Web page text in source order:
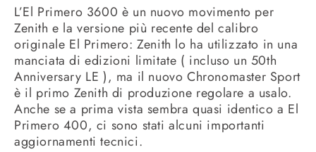
L’El Primero 3600 è un nuovo movimento per
Zenith e la versione più recente del calibro
originale El Primero: Zenith lo ha utilizzato in una
manciata di edizioni limitate ( incluso un 50th
Anniversary LE ), ma il nuovo Chronomaster Sport
è il primo Zenith di produzione regolare a usalo.
Anche se a prima vista sembra quasi identico a El
Primero 400, ci sono stati alcuni importanti
aggiornamenti tecnici.